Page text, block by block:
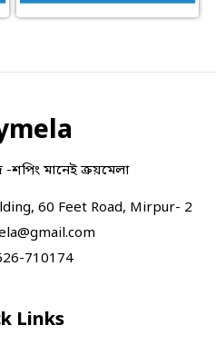
শপিং মানেই ক্রয়মেলা
60 Feet Road, Mirpur- 2
710174
Links